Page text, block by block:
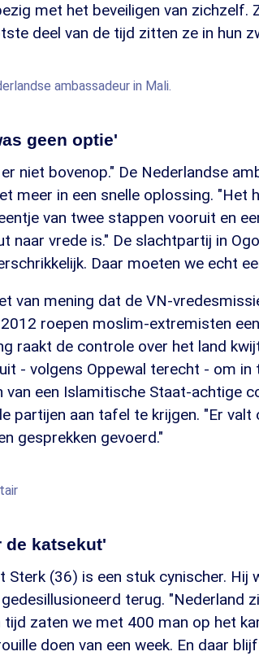
met het beveiligen van zichzelf.
deel van de tijd zitten ze in hun
ambassadeur in Mali.
geen optie'
niet bovenop." De Nederlandse
meer in een snelle oplossing. "Het
van twee stappen vooruit en
naar vrede is." De slachtpartij in
Daar moeten we echt
van mening dat de VN-
roepen moslim-extremisten
raakt de controle over het land
- volgens Oppewal terecht - om in
van een Islamitische Staat-achtige
partijen aan tafel te krijgen. "Er
gesprekken gevoerd."
de katsekut'
Sterk (36) is een stuk cynischer. Hij
terug. "Nederland
tijd zaten we met 400 man op het
doen van een week. En daar